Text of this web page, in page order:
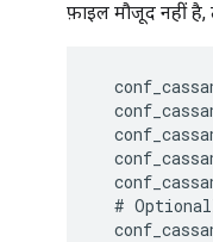
फ़ाइल मौजूद नहीं है,
#